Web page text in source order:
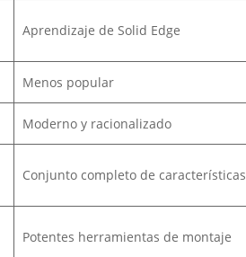
Aprendizaje de Solid Edge
Menos popular
Moderno y racionalizado
Conjunto completo de características
Potentes herramientas de montaje